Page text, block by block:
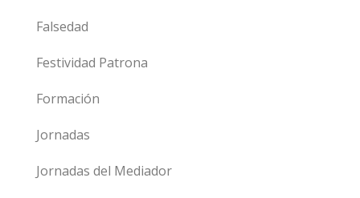
Falsedad
Festividad Patrona
Formación
Jornadas
Jornadas del Mediador